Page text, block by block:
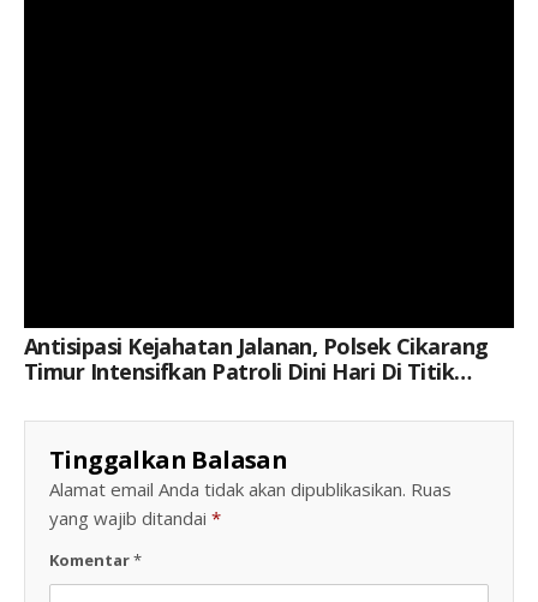
Antisipasi Kejahatan Jalanan, Polsek Cikarang
Timur Intensifkan Patroli Dini Hari Di Titik
Tinggalkan Balasan
Alamat email Anda tidak akan dipublikasikan. Ruas
yang wajib ditandai *
Komentar*